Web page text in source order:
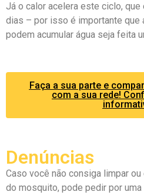
Já o calor acelera este ciclo,
dias – por isso é importante que
podem acumular água seja feita
Faça a sua parte e
com a sua rede!
Denúncias
Caso você não consiga limpar
do mosquito, pode pedir por